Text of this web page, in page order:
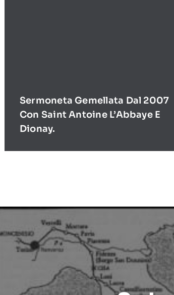
Sermoneta Gemellata Dal 2007
Con Saint Antoine L’Abbaye E
Dionay.